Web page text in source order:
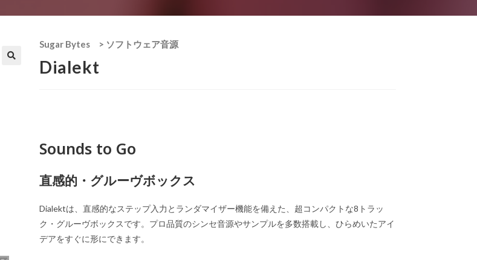
Sugar Bytes > ソフトウェア音源
Dialekt
Sounds to Go
直感的・グルーヴボックス
Dialektは、直感的なステップ入力とランダマイザー機能を備えた、超コンパクトな8トラッ
ク・グルーヴボックスです。プロ品質のシンセ音源やサンプルを多数搭載し、ひらめいたアイ
デアをすぐに形にできます。